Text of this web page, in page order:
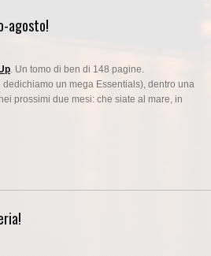
agosto!
. Un tomo di ben di 148 pagine.
un mega Essentials), dentro una
prossimi due mesi: che siate al mare, in